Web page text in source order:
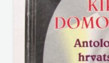
SANDORF
Scriptura
media